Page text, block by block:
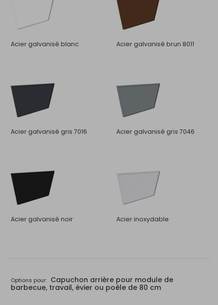
Acier galvanisé blanc Acier galvanisé brun 8011
Acier galvanisé gris 7016 Acier galvanisé gris 7046
Acier galvanisé noir Acier inoxydable
Options pour: Capuchon arrière pour module de
barbecue, travail, évier ou poêle de 80 cm